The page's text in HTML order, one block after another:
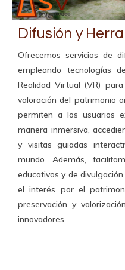
Difusión y
Ofrecemos servicios de
empleando tecnologías
Realidad Virtual (VR)
valoración del patrimonio
permiten a los usuarios
manera inmersiva,
y visitas guiadas
mundo. Además,
educativos y de
el interés por el
preservación y
innovadores.